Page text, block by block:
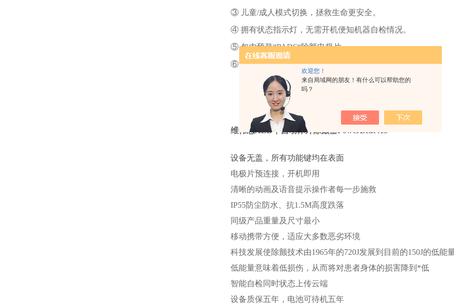
欢迎您！
来自局域网的朋友！有什么可以帮助您的
吗？
③ 儿童/成人模式切换，拯救生命更安全。
④ 拥有状态指示灯，无需开机便知机器自检情况。
⑤ 包内预装“PADS“除颤电极片。
⑥ 符合AHA2020心肺复苏操作流程。
维伟思AED半自动体外除颤器PowerBeat X3
设备无盖，所有功能键均在表面
电极片预连接，开机即用
清晰的动画及语音提示操作者每一步施救
IP55防尘防水、抗1.5M高度跌落
同级产品重量及尺寸最小
移动携带方便，适应大多数恶劣环境
科技发展使除颤技术由1965年的720J发展到目前的150J的低能
低能量意味着低损伤，从而将对患者身体的损害降到 *低
智能自检同时状态上传云端
设备质保五年，电池可待机五年